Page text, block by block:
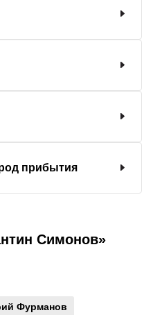
прибытия
Симонов»
Фурманов